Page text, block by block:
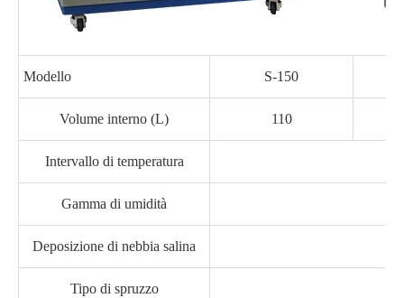
Modello S-150
Volume interno (L) 110
Intervallo di temperatura
Gamma di umidità
Deposizione di nebbia salina
Tipo di spruzzo